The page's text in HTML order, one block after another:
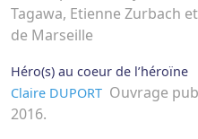
Tagawa, Etienne Zurbach
de Marseille
Héro(s) au coeur de l’héroïne
Claire DUPORT Ouvrage
2016.